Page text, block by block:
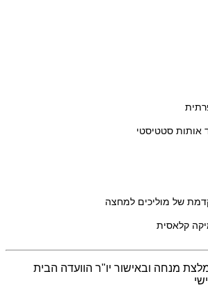
אותות סטטיסטי
של מוליכים למחצה
קלאסית
מנחה ובאישור יו"ר הוועדה הבית